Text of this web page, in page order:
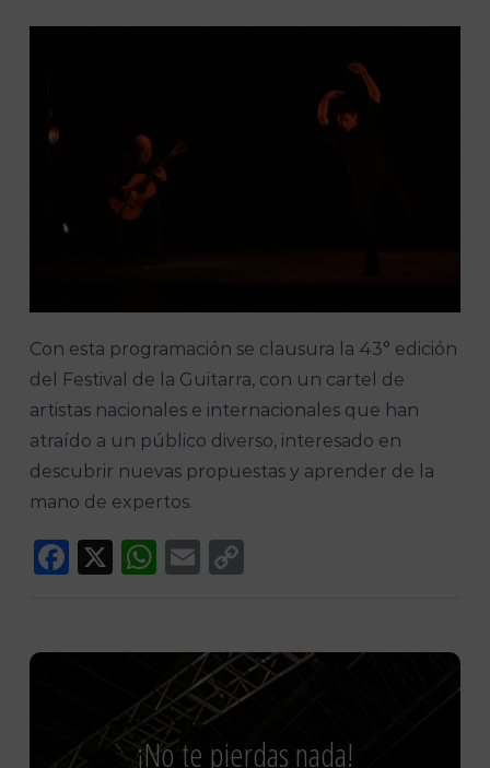
Con esta programación se clausura la 43° edición
del Festival de la Guitarra, con un cartel de
artistas nacionales e internacionales que han
atraído a un público diverso, interesado en
descubrir nuevas propuestas y aprender de la
mano de expertos.
Facebook
X WhatsApp
Email
¡No te pierdas nada!